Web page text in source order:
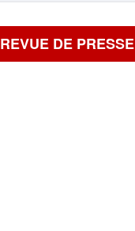
REVUE DE PRESSE